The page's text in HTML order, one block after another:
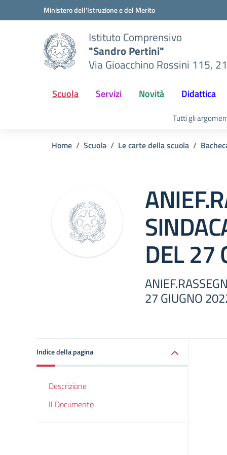
Vai ai contenuti
Vai al menu di navigazioneMinistero dell'Istruzione e del Merito
Istituto Comprensivo
"Sandro Pertini"
Via Gioacchino Rossini 115,
Scuola Servizi Novità Didattica
Tutti gli
Home Scuola Le carte della scuola
DEL 27
27 GIUGNO
Indice della pagina
Descrizione
Il Documento